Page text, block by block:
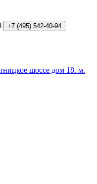
+7 (495) 542-40-94
шоссе дом 18. м.